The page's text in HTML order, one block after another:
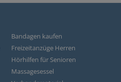
Bandagen kaufen
Freizeitanzüge Herren
Hörhilfen für Senioren
Massagesessel